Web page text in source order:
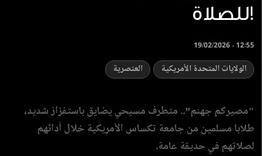
للصلاة!
19/02/2026 - 12:55
الولايات المتحدة الأمريكية العنصرية
‏"مصيركم جهنم”.. متطرف مسيحي يضايق باستفزاز شديد،
طلابا مسلمين من جامعة تكساس الأمريكية خلال أدائهم
لصلاتهم في حديقة عامة.